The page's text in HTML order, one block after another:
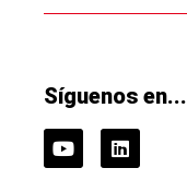
Síguenos en...